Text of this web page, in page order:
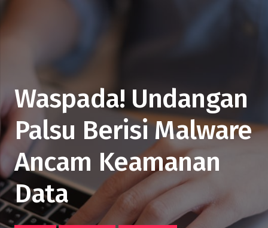
Waspada! Undangan
Palsu Berisi Malware
Ancam Keamanan
Data